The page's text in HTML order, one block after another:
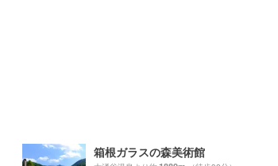
箱根ガラスの森美術館